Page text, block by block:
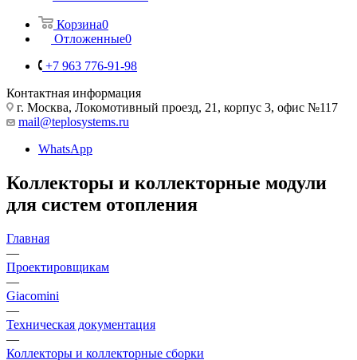
Корзина0
Отложенные0
+7 963 776-91-98
Контактная информация
г. Москва, Локомотивный проезд, 21, корпус 3, офис №117
mail@teplosystems.ru
WhatsApp
Коллекторы и коллекторные модули
для систем отопления
Главная
—
Проектировщикам
—
Giacomini
—
Техническая документация
—
Коллекторы и коллекторные сборки